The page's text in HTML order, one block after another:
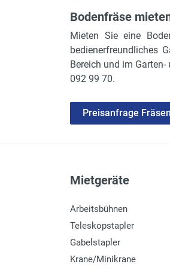
Bodenfräse
Mieten Sie eine
bedienerfreundliches
Bereich und im
092 99 70.
Preisanfrage Fräsen
Mietgeräte
Arbeitsbühnen
Teleskopstapler
Gabelstapler
Krane/Minikrane